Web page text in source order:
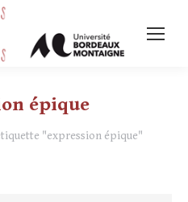
épique
"expression épique"